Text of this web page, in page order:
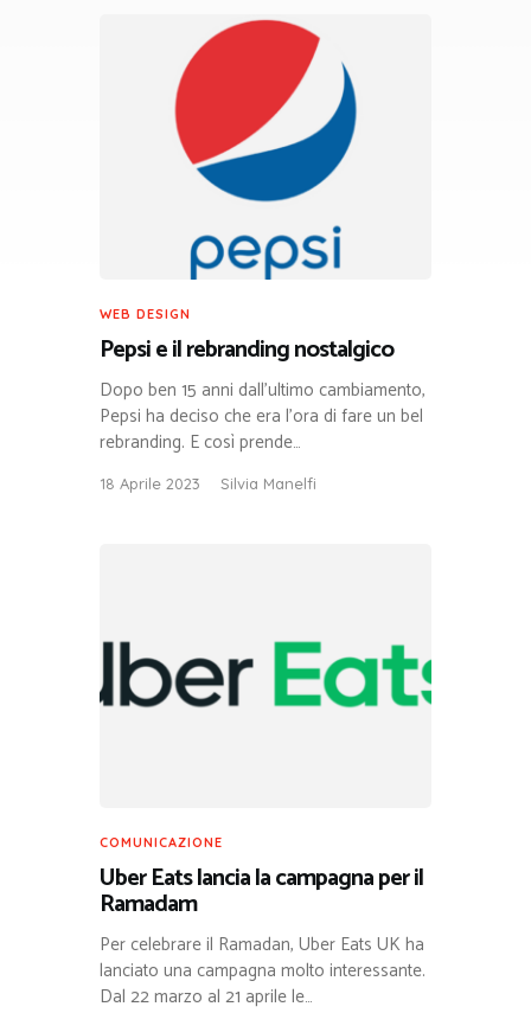
WEB DESIGN
Pepsi e il rebranding nostalgico
Dopo ben 15 anni dall’ultimo cambiamento,
Pepsi ha deciso che era l’ora di fare un bel
rebranding. E così prende…
18 Aprile 2023 Silvia Manelfi
COMUNICAZIONE
Uber Eats lancia la campagna per il
Ramadam
Per celebrare il Ramadan, Uber Eats UK ha
lanciato una campagna molto interessante.
Dal 22 marzo al 21 aprile le…